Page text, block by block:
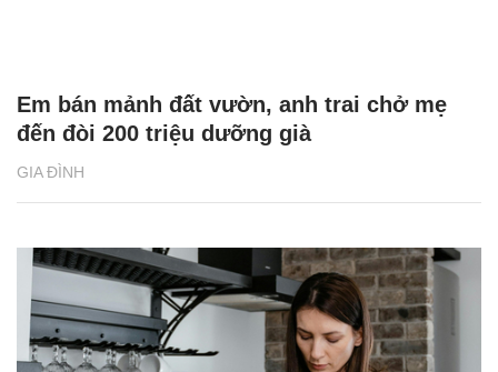
GIA ĐÌNH
Em bán mảnh đất vườn, anh trai chở mẹ
đến đòi 200 triệu dưỡng già